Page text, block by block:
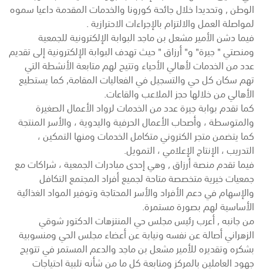
الوطن , وتحديدا خلال جائحة كورونا والخدمات المقدمة داعيا سموه
لمواصلة العمل والالتزام بالإجراءات الاحترازية .
فيما دشن الأمير مشعل بن ماجد البوابة الإلكترونية للجمعية
ومنصتي " جيرة" و" أرزاق " حيث تهدف البوابة الإلكترونية إلى تقديم
عدد من الخدمات لأهالي الأحياء وتتيح لهم متابعة الأنشطة التي
تهم سكان كل حي والتسجيل في الفعاليات المقامة, كما يستطيع
الأهالي من خلالها حجز الملاعب والقاعات.
كما تقدم بوابة جيرة عدد من الخدمات لرواد الأعمال الصغيرة
والمتوسطة ، وأصحاب الأعمال الحرفية واليدوية ، والأسر المنتجة
كما يتضمن متجر الكتروني متكامل الخدمات ومنها التمكين ،
التدريب ، الإنتاج الإعلامي ، التمويل.
فيما تقدم منصة أرزاق , وهي إحدى مبادرات الجمعية ، شراكات مع
جمعيات خيرية متخصصة متاحة لجميع أفراد المجتمع التكافل
والإسهام في دعم الأفراد والأسر المحتاجة وتوفير المواد الغذائية
الأساسية لهم بصورة مستمرة.
من جانبه , أعرب رئيس مجلس حي المنتزهات الدكتور شوقي
الزهراني أصالة عن نفسه ونيابة عن أعضاء مجلس الحي ومنسوبية
بشكره وتقديره للأمير مشعل بن ماجد والدعم المستمر في تتويج
جهود العاملين بالمركز ومتابعة كل ما من شأنه تلبية احتياجات